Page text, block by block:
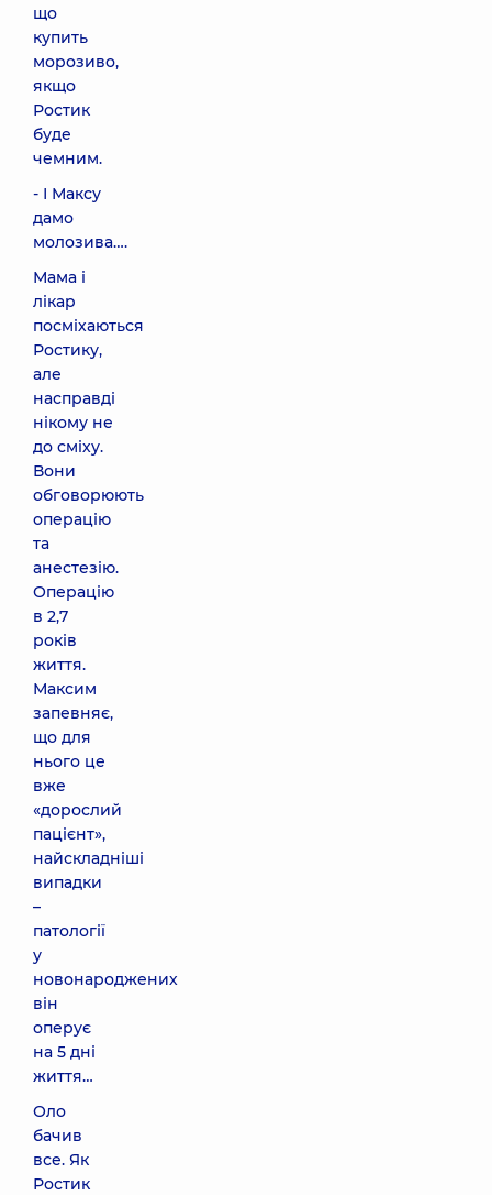
що
купить
морозиво,
якщо
Ростик
буде
чемним.
- І Максу
дамо
молозива….
Мама і
лікар
посміхаються
Ростику,
але
насправді
нікому не
до сміху.
Вони
обговорюють
операцію
та
анестезію.
Операцію
в 2,7
років
життя.
Максим
запевняє,
що для
нього це
вже
«дорослий
пацієнт»,
найскладніші
випадки
–
патології
у
новонароджених
він
оперує
на 5 дні
життя…
Оло
бачив
все. Як
Ростик